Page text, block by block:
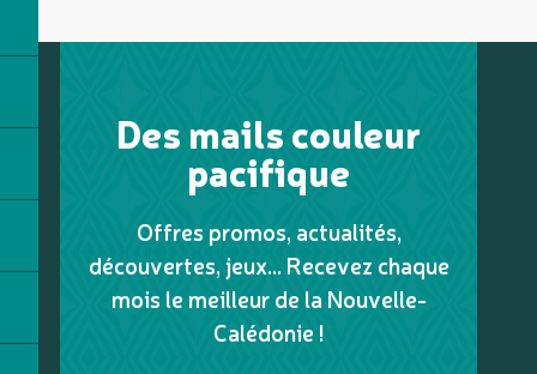
Des mails couleur
pacifique
Offres promos, actualités,
découvertes, jeux... Recevez chaque
mois le meilleur de la Nouvelle-
Calédonie !